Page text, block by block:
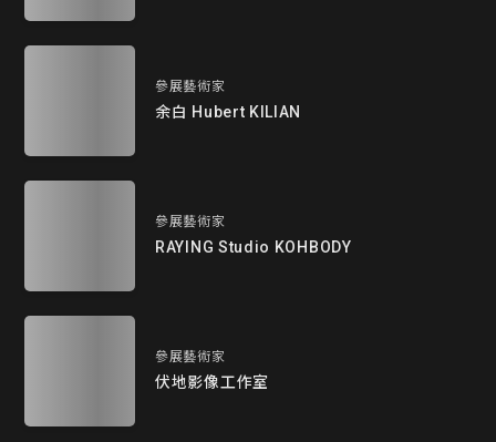
參展藝術家
余白 Hubert KILIAN
參展藝術家
RAYING Studio KOHBODY
參展藝術家
伏地影像工作室